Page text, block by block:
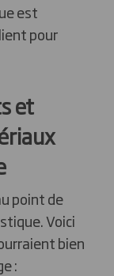
est
pour
et
point de
Voici
bien
: